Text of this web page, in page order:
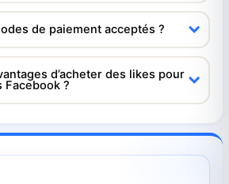
de paiement acceptés ?
d’acheter des likes pour
Facebook ?